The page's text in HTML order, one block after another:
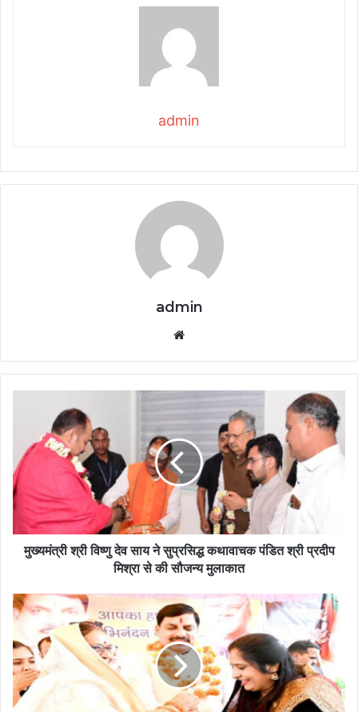
admin
admin
मुख्यमंत्री श्री विष्णु देव साय ने सुप्रसिद्ध कथावाचक पंडित श्री प्रदीप
मिश्रा से की सौजन्य मुलाकात